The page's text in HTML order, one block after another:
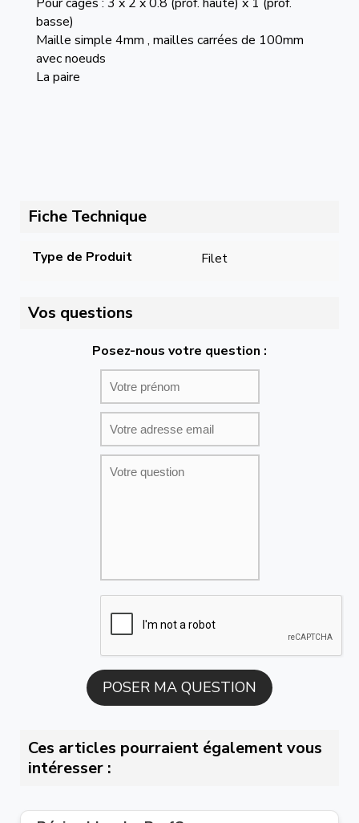
basse)
Maille simple 4mm , mailles carrées de 100mm
avec noeuds
La paire
Fiche Technique
Type de Produit Filet
Vos questions
Posez-nous votre question :
Ces articles pourraient également vous
intéresser :